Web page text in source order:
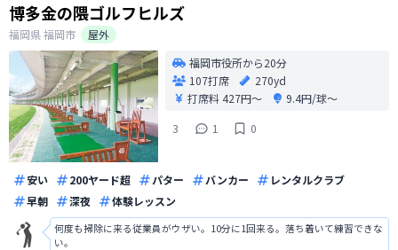
博多金の隈ゴルフヒルズ
福岡県福岡市
屋外
福岡市役所から20分
107打席
270yd
打席料427円〜
9.4円/球〜
3
1 0
安い 200ヤード超 パター バンカー
レンタルクラブ
早朝
深夜 体験レッスン
何度も掃除に来る従業員がウザい。10分に1回来る。落ち着いて練習できな
い。